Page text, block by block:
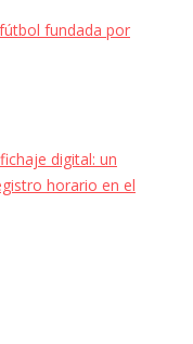
fundada por
digital: un
horario en el